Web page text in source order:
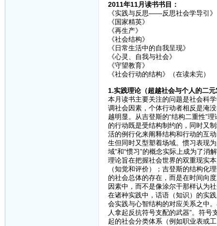
2011年11月读书书目：
《实践与反思——反思社会学导引》
《国家精英》
《再生产》
《社会结构》
《日常生活中的自我呈现》
《心灵、自我与社会》
《守望教育》
《社会行动的结构》（在读未完）
1.实践理论（超越社会与个人的二元
本月读书主要关注的问题是社会科
调社会因素，个体行动者相反是淹
越明显。从吉登斯的“结构二重性”
的行动既是受结构制约的，同时又
活的例行化来阐释结构和行动的互
生但同时又型塑着场域。惯习表现
域”和“惯习”的概念实际上成为了消
理论旨在把握社会世界的双重现实
（知觉和评价）；吉登斯的结构化
的社会总体的存在，而是在时间向
因素中，而不是像涂尔干那样认为
在诸种实践中，话语（知识）的实
会实践与心智结构的对应关系之中
人拿起反抗符号支配的武器”。符
起的社会分类体系（例如职业表或